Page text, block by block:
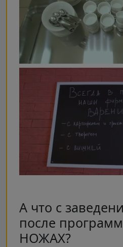
А что с
после
НОЖАХ?